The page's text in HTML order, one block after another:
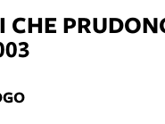
CHE